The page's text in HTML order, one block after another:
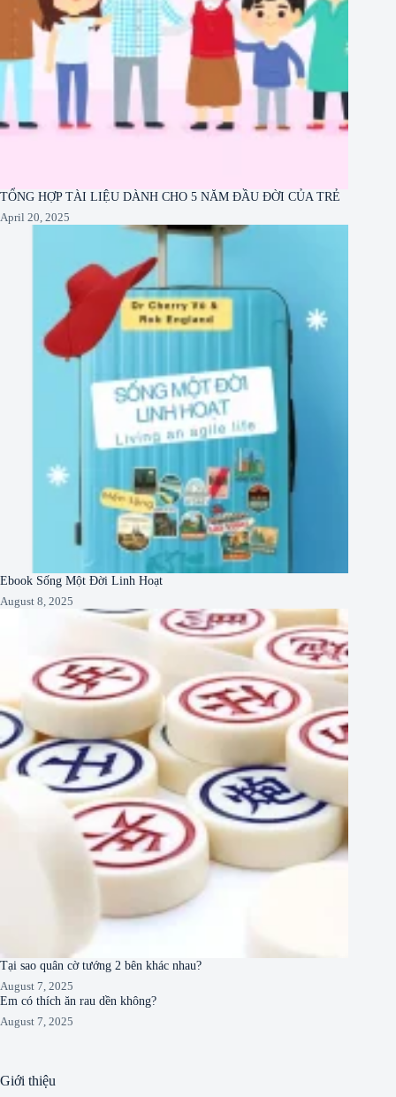
TỔNG HỢP TÀI LIỆU DÀNH CHO 5 NĂM ĐẦU ĐỜI CỦA TRẺ
April 20, 2025
Ebook Sống Một Đời Linh Hoạt
August 8, 2025
Tại sao quân cờ tướng 2 bên khác nhau?
August 7, 2025
Em có thích ăn rau dền không?
August 7, 2025
Giới thiệu